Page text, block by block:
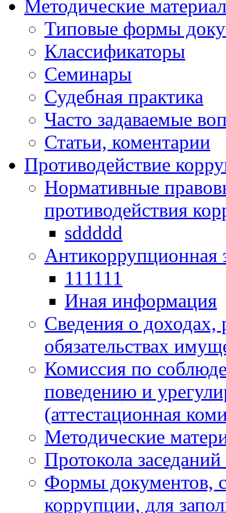
Методические
Типовые формы
Классификаторы
Семинары
Судебная практика
Часто задаваемые
Статьи, коментарии
Противодействие
Нормативные
противодействия
sddddd
Антикоррупционная
111111
Иная информация
Сведения о доходах,
обязательствах
Комиссия по
поведению и
(аттестационная
Методические
Протокола
Формы документов,
коррупции, для